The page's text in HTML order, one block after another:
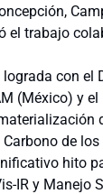
el trabajo
con el
(México) y
de los
hito
IR y Manejo